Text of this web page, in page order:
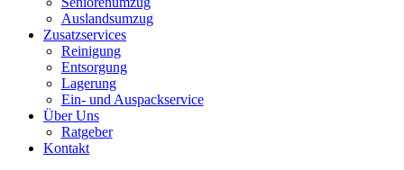
Auslandsumzug
Zusatzservices
Reinigung
Entsorgung
Lagerung
Ein- und Auspackservice
Über Uns
Ratgeber
Kontakt